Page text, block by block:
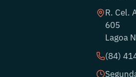
R. Cel.
605
Lagoa
(84)